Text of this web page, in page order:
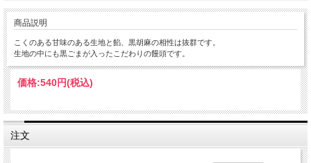
商品説明
こくのある甘味のある生地と餡、黒胡麻の相性は抜群です。
生地の中にも黒ごまが入ったこだわりの饅頭です。
価格:540円(税込)
注文